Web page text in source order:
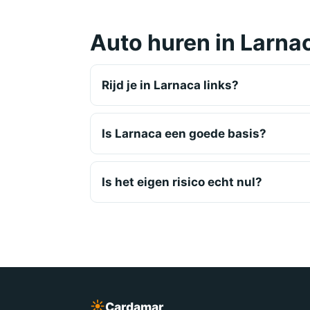
Auto huren in
Rijd je in Larnaca links?
Is Larnaca een goede basis?
Is het eigen risico echt nul?
☀︎Cardamar